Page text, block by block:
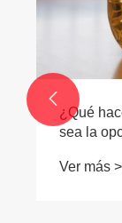
¿Qué
sea la
Ver más
